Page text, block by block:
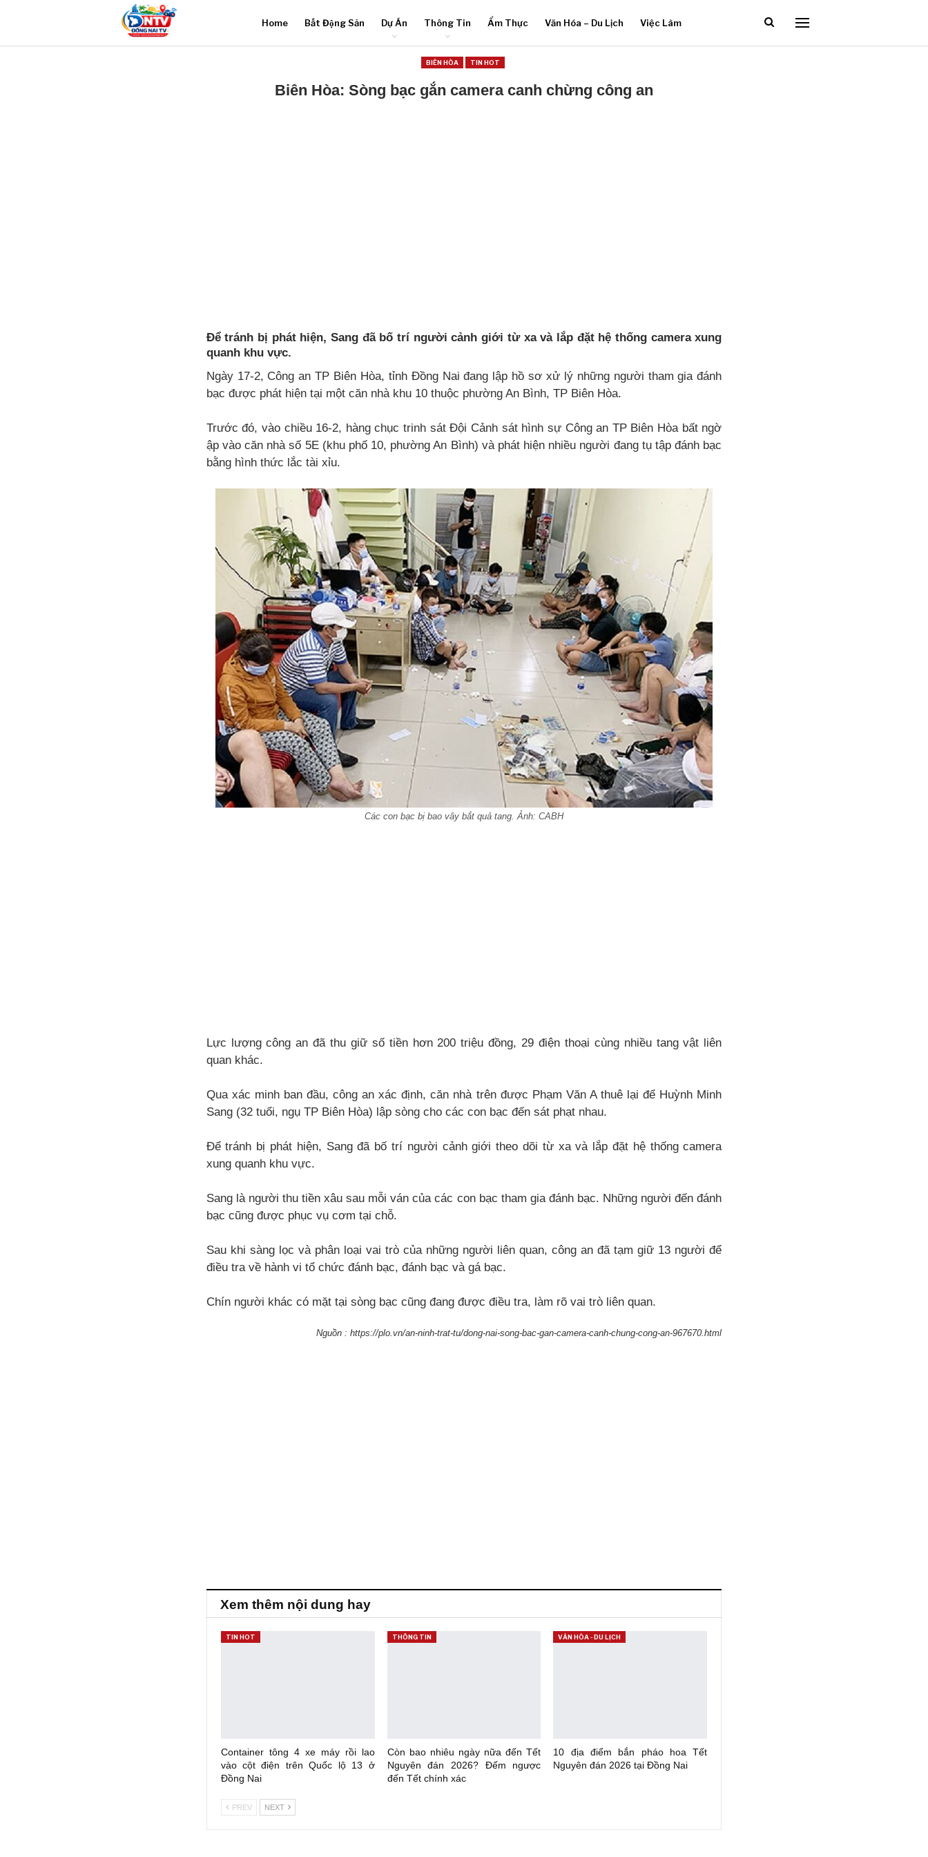
Home Bất Động Sản Dự Án Thông Tin Ẩm Thực Văn Hóa – Du Lịch Việc Làm
BIÊN HÒA TIN HOT
Biên Hòa: Sòng bạc gắn camera canh chừng công an
Để tránh bị phát hiện, Sang đã bố trí người cảnh giới từ xa và lắp đặt hệ thống camera xung
quanh khu vực.
Ngày 17-2, Công an TP Biên Hòa, tỉnh Đồng Nai đang lập hồ sơ xử lý những người tham gia đánh
bạc được phát hiện tại một căn nhà khu 10 thuộc phường An Bình, TP Biên Hòa.
Trước đó, vào chiều 16-2, hàng chục trinh sát Đội Cảnh sát hình sự Công an TP Biên Hòa bất ngờ
ập vào căn nhà số 5E (khu phố 10, phường An Bình) và phát hiện nhiều người đang tụ tập đánh bạc
bằng hình thức lắc tài xỉu.
Các con bạc bị bao vây bắt quả tang. Ảnh: CABH
Lực lượng công an đã thu giữ số tiền hơn 200 triệu đồng, 29 điện thoại cùng nhiều tang vật liên
quan khác.
Qua xác minh ban đầu, công an xác định, căn nhà trên được Phạm Văn A thuê lại để Huỳnh Minh
Sang (32 tuổi, ngụ TP Biên Hòa) lập sòng cho các con bạc đến sát phạt nhau.
Để tránh bị phát hiện, Sang đã bố trí người cảnh giới theo dõi từ xa và lắp đặt hệ thống camera
xung quanh khu vực.
Sang là người thu tiền xâu sau mỗi ván của các con bạc tham gia đánh bạc. Những người đến đánh
bạc cũng được phục vụ cơm tại chỗ.
Sau khi sàng lọc và phân loại vai trò của những người liên quan, công an đã tạm giữ 13 người để
điều tra về hành vi tổ chức đánh bạc, đánh bạc và gá bạc.
Chín người khác có mặt tại sòng bạc cũng đang được điều tra, làm rõ vai trò liên quan.
Nguồn : https://plo.vn/an-ninh-trat-tu/dong-nai-song-bac-gan-camera-canh-chung-cong-an-967670.html
Xem thêm nội dung hay
TIN HOT
Container tông 4 xe máy rồi lao
vào cột điện trên Quốc lộ 13 ở
Đồng Nai
THÔNG TIN
Còn bao nhiêu ngày nữa đến Tết
Nguyên đán 2026? Đếm ngược
đến Tết chính xác
VĂN HÓA - DU LỊCH
10 địa điểm bắn pháo hoa Tết
Nguyên đán 2026 tại Đồng Nai
PREV NEXT